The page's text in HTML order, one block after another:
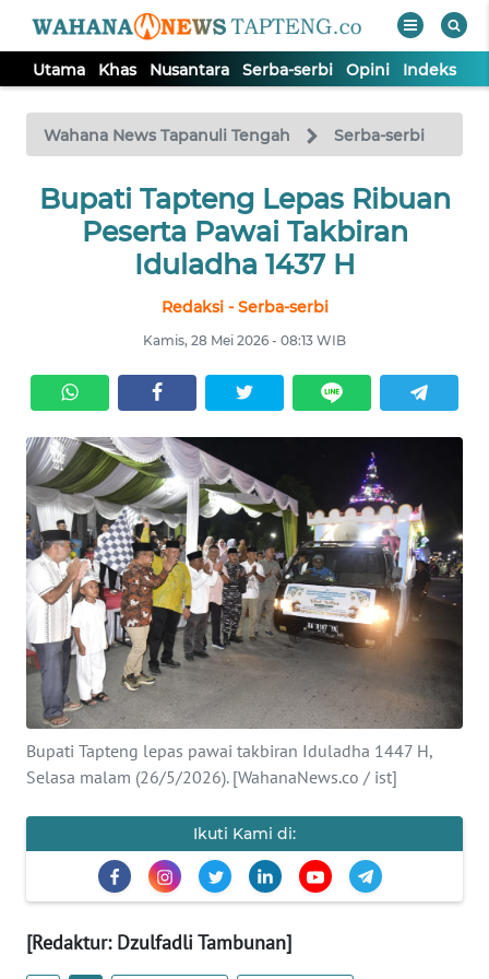
Utama Khas Nusantara Serba-serbi Opini Indeks
Wahana News Tapanuli Tengah Serba-serbi
Bupati Tapteng Lepas Ribuan
Peserta Pawai Takbiran
Iduladha 1437 H
Redaksi - Serba-serbi
Kamis, 28 Mei 2026 - 08:13 WIB
Bupati Tapteng lepas pawai takbiran Iduladha 1447 H,
Selasa malam (26/5/2026). [WahanaNews.co / ist]
Ikuti Kami di:
[Redaktur: Dzulfadli Tambunan]
TV
Tutup
UTAMA
SERBA-
SERBI
OPINI
Informasi
INDEKS
BERITA
KONTAK
KAMI
INFO
IKLAN
TENTANG
SIBER